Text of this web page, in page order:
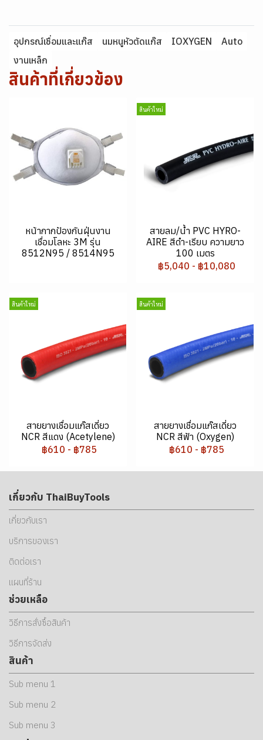
อุปกรณ์เชื่อมและแก๊ส นมหนูหัวตัดแก๊ส IOXYGEN
Auto
งานเหล็ก
สินค้าที่เกี่ยวข้อง
หน้ากากป้องกันฝุ่นงาน
เชื่อมโลหะ 3M รุ่น
8512N95 / 8514N95
สินค้าใหม่
สายลม/น้ำ PVC HYRO-
AIRE สีดำ-เรียบ ความยาว
100 เมตร
฿5,040 - ฿10,080
สินค้าใหม่
สายยางเชื่อมแก๊สเดี่ยว
NCR สีแดง (Acetylene)
฿610 - ฿785
สินค้าใหม่
สายยางเชื่อมแก๊สเดี่ยว
NCR สีฟ้า (Oxygen)
฿610 - ฿785
เกี่ยวกับ ThaiBuyTools
เกี่ยวกับเรา
บริการของเรา
ติดต่อเรา
แผนที่ร้าน
ช่วยเหลือ
วิธีการสั่งซื้อสินค้า
วิธีการจัดส่ง
สินค้า
Sub menu 1
Sub menu 2
Sub menu 3